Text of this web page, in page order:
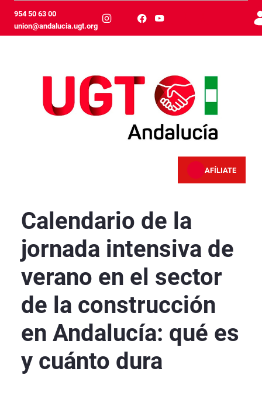
Ugrás a fő tartalomhoz
954 50 63 00
union@andalucia.ugt.org
AFÍLIATE
Calendario de la
jornada intensiva de
verano en el sector
de la construcción
en Andalucía: qué es
y cuánto dura